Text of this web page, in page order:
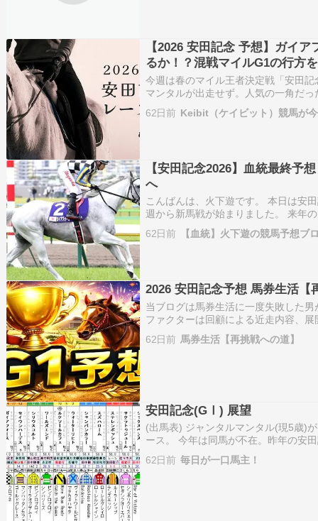
【2026 安田記念 予想】ガイ
るか！？混戦マイルG1の行方
今週は春のマイル王者決定戦「安田
マンタルが出走せず。人気の一角だ
ミが出走を見送り、やや寂しいメン
戦となるガイアフォースを筆頭に、
62日前 Keibit（ケイビット）競馬が
【安田記念2026】血統最終予
へ
こんばんは、火下遊です。 本日は安
週から新馬戦が始まりました。 来年
い戦いが始まりましたので、 また１
の戦いは先週は共倒れ。 後２戦でき
62日前 【血統】火下遊の競馬予想ブ
2026 安田記念予想 馬券生活【
当ブログは馬券生活に一度失敗した
ファクターは回顧による近走内容、
うな馬を探す穴党です。 2025年の
投稿時点） ①レーベンスティール 牡
62日前 馬券生活【再挑戦への道】
安田記念(GⅠ) 展望
(出馬表) ジャンタルマンタル(現5歳)
ース。 今年は同馬が不在。昨年の安
ォースが一番人気。但し、上記の2
歴戦の古豪と認めるが、ここ1番人気
62日前 毎日が一口馬主！